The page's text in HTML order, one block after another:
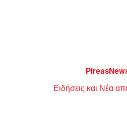
Ειδήσεις και Νέα